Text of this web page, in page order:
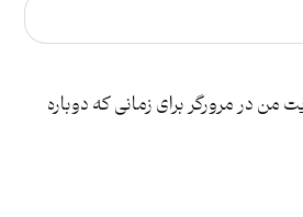
من در مرورگر برای زمانی که دوباره